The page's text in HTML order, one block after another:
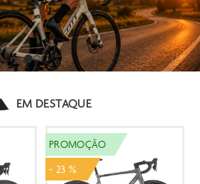
EM DESTAQUE
PROMOÇÃO
- 23 %